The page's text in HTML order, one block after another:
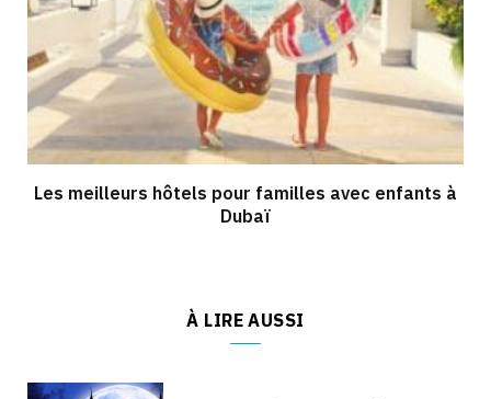
Les meilleurs hôtels pour familles avec enfants à
Dubaï
À LIRE AUSSI